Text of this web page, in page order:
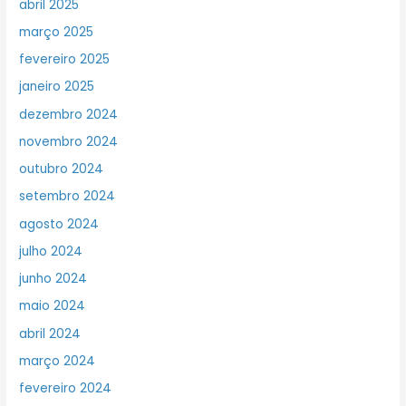
abril 2025
março 2025
fevereiro 2025
janeiro 2025
dezembro 2024
novembro 2024
outubro 2024
setembro 2024
agosto 2024
julho 2024
junho 2024
maio 2024
abril 2024
março 2024
fevereiro 2024